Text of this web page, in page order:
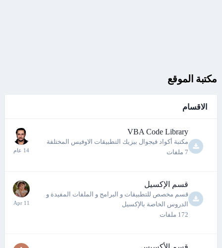
مكتبة الموقع
الاقسام
VBA Code Library
مكتبة أكواد فيجوال بيزيك التطبيقات الاوفيس المختلفة
7 ملفات
قسم الإكسيل
قسم مخصص للتطبيقات و البرامج و الملفات المفيدة و
الدروس الخاصة بالإكسيل
172 ملفات